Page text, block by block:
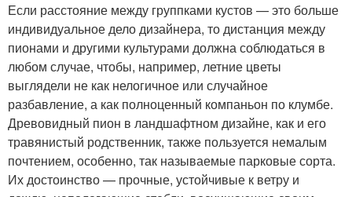
Если расстояние между группками кустов — это больше
индивидуальное дело дизайнера, то дистанция между
пионами и другими культурами должна соблюдаться в
любом случае, чтобы, например, летние цветы
выглядели не как нелогичное или случайное
разбавление, а как полноценный компаньон по клумбе.
Древовидный пион в ландшафтном дизайне, как и его
травянистый родственник, также пользуется немалым
почтением, особенно, так называемые парковые сорта.
Их достоинство — прочные, устойчивые к ветру и